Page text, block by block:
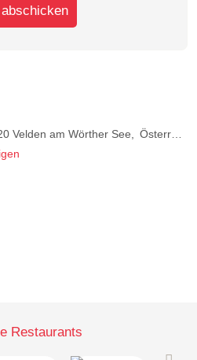
Velden am Wörther See
Österreich
Restaurants